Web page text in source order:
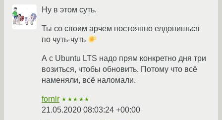
Ну в этом суть.
Ты со своим арчем постоянно елдонишься
по чуть-чуть
А с Ubuntu LTS надо прям конкретно дня три
возиться, чтобы обновить. Потому что всё
наменяли, всё наломали.
fornlr ★★★★★
21.05.2020 08:03:24 +00:00